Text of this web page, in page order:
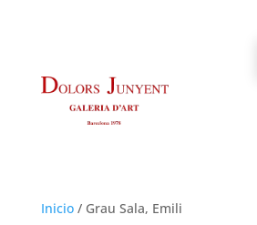
Inicio/ Grau Sala, Emili